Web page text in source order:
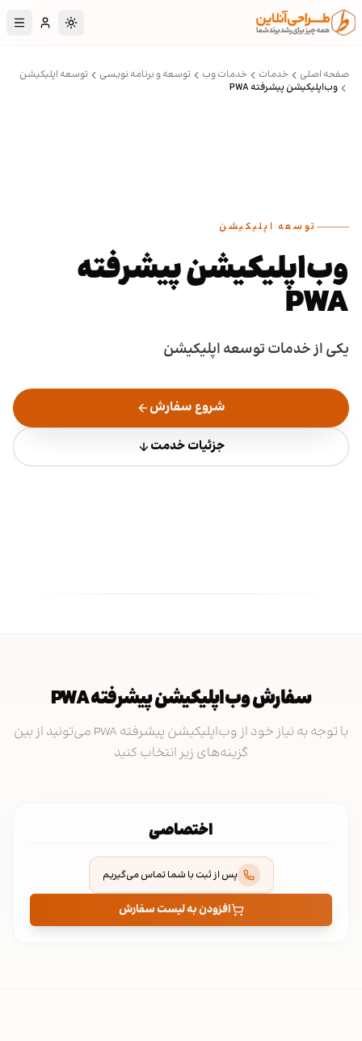
پرش به محتوای اصلی
تغییر به حالت
صفحه اصلی خدمات خدمات وب توسعه و برنامه نویسی
توسعه اپلیکیشن
وب‌اپلیکیشن پیشرفته PWA
توسعه اپلیکیشن
وب‌اپلیکیشن پیشرفته
PWA
یکی از خدمات توسعه اپلیکیشن
شروع سفارش
جزئیات خدمت
سفارش وب‌اپلیکیشن پیشرفته PWA
با توجه به نیاز خود از وب‌اپلیکیشن پیشرفته PWA می‌تونید از بین
گزینه‌های زیر انتخاب کنید
اختصاصی
پس از ثبت با شما تماس می‌گیریم
افزودن به لیست سفارش